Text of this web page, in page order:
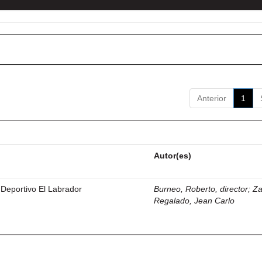
Anterior 1
Autor(es)
El Labrador Burneo, Roberto, director;
Regalado, Jean Carlo